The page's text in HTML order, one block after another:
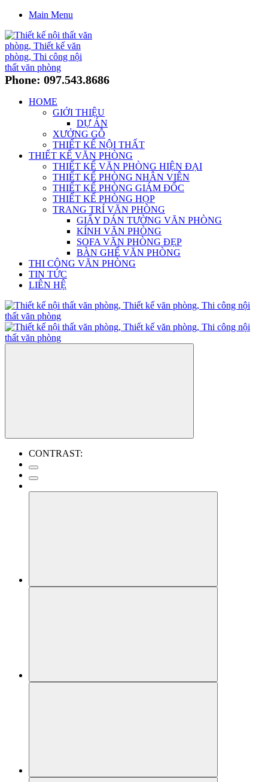
Main Menu
Phone: 097.543.8686
HOME
GIỚI THIỆU
DỰ ÁN
XƯỞNG GỖ
THIẾT KẾ NỘI THẤT
THIẾT KẾ VĂN PHÒNG
THIẾT KẾ VĂN PHÒNG HIỆN ĐẠI
THIẾT KẾ PHÒNG NHÂN VIÊN
THIẾT KẾ PHÒNG GIÁM ĐỐC
THIẾT KẾ PHÒNG HỌP
TRANG TRÍ VĂN PHÒNG
GIẤY DÁN TƯỜNG VĂN PHÒNG
KÍNH VĂN PHÒNG
SOFA VĂN PHÒNG ĐẸP
BÀN GHẾ VĂN PHÒNG
THI CÔNG VĂN PHÒNG
TIN TỨC
LIÊN HỆ
CONTRAST: